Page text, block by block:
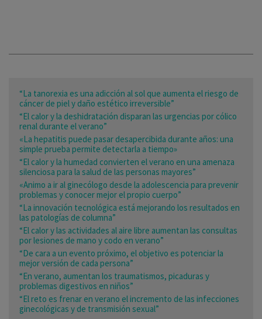
“La tanorexia es una adicción al sol que aumenta el riesgo de
cáncer de piel y daño estético irreversible”
“El calor y la deshidratación disparan las urgencias por cólico
renal durante el verano”
«La hepatitis puede pasar desapercibida durante años: una
simple prueba permite detectarla a tiempo»
“El calor y la humedad convierten el verano en una amenaza
silenciosa para la salud de las personas mayores”
«Animo a ir al ginecólogo desde la adolescencia para prevenir
problemas y conocer mejor el propio cuerpo”
“La innovación tecnológica está mejorando los resultados en
las patologías de columna”
“El calor y las actividades al aire libre aumentan las consultas
por lesiones de mano y codo en verano”
“De cara a un evento próximo, el objetivo es potenciar la
mejor versión de cada persona”
“En verano, aumentan los traumatismos, picaduras y
problemas digestivos en niños”
“El reto es frenar en verano el incremento de las infecciones
ginecológicas y de transmisión sexual”